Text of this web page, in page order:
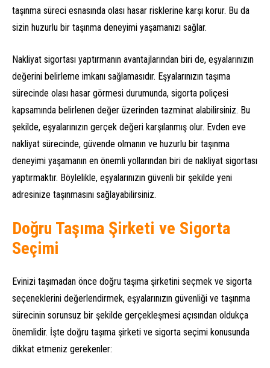
taşınma süreci esnasında olası hasar risklerine karşı korur. Bu da
sizin huzurlu bir taşınma deneyimi yaşamanızı sağlar.
Nakliyat sigortası yaptırmanın avantajlarından biri de, eşyalarınızın
değerini belirleme imkanı sağlamasıdır. Eşyalarınızın taşıma
sürecinde olası hasar görmesi durumunda, sigorta poliçesi
kapsamında belirlenen değer üzerinden tazminat alabilirsiniz. Bu
şekilde, eşyalarınızın gerçek değeri karşılanmış olur. Evden eve
nakliyat sürecinde, güvende olmanın ve huzurlu bir taşınma
deneyimi yaşamanın en önemli yollarından biri de nakliyat sigortası
yaptırmaktır. Böylelikle, eşyalarınızın güvenli bir şekilde yeni
adresinize taşınmasını sağlayabilirsiniz.
Doğru Taşıma Şirketi ve Sigorta
Seçimi
Evinizi taşımadan önce doğru taşıma şirketini seçmek ve sigorta
seçeneklerini değerlendirmek, eşyalarınızın güvenliği ve taşınma
sürecinin sorunsuz bir şekilde gerçekleşmesi açısından oldukça
önemlidir. İşte doğru taşıma şirketi ve sigorta seçimi konusunda
dikkat etmeniz gerekenler: